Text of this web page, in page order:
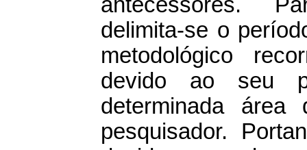
delimita-se o
metodológico
devido ao seu
determinada
pesquisador.